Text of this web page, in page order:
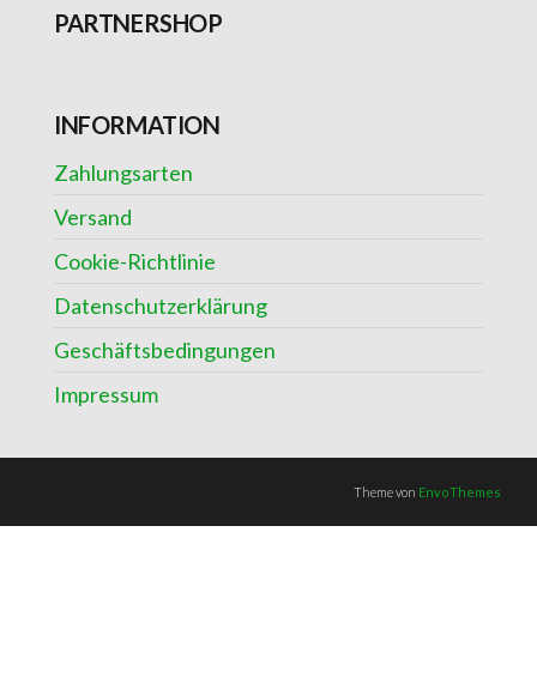
PARTNERSHOP
INFORMATION
Zahlungsarten
Versand
Cookie-Richtlinie
Datenschutzerklärung
Geschäftsbedingungen
Impressum
Theme von EnvoThemes